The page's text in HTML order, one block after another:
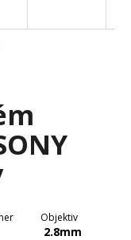
Objektiv
2.8mm